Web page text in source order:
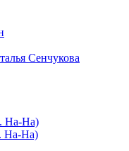
Сенчукова
На-На)
На-На)